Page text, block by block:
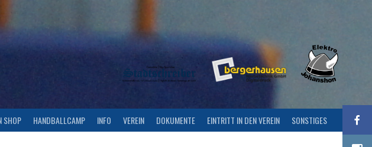
SHOP HANDBALLCAMP INFO VEREIN DOKUMENTE EINTRITT IN DEN VEREIN SONSTIGES